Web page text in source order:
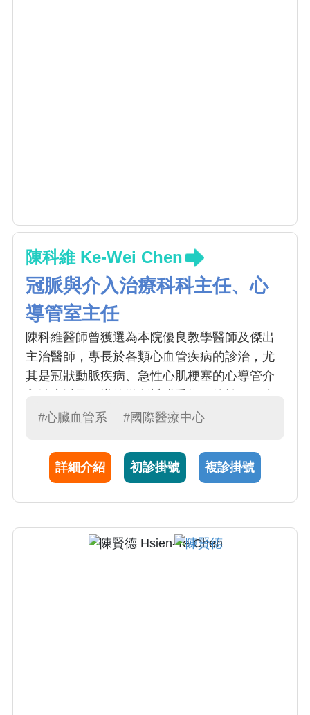
陳科維 Ke-Wei Chen
冠脈與介入治療科科主任、心
導管室主任
陳科維醫師曾獲選為本院優良教學醫師及傑出
主治醫師，專長於各類心血管疾病的診治，尤
其是冠狀動脈疾病、急性心肌梗塞的心導管介
前往日本著名的心血管中心—小倉記念病院，
(IVUS)與光學同調斷層掃描(OCT)等心導管影像
技術，並深入研究複雜冠狀動脈介入治療。
助了解動脈硬化斑塊特性，從而引導支架的選
擇與放置，減少併發症發生的風險。此外，陳
#心臟血管系 #國際醫療中心
詳細介紹 初診掛號 複診掛號